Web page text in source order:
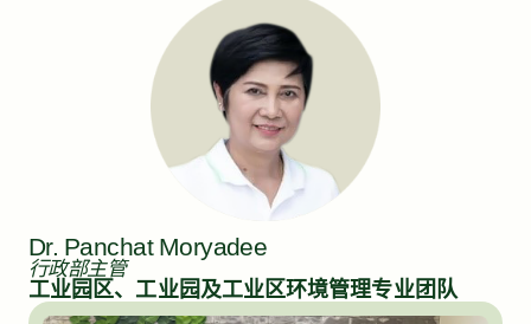
Dr. Panchat Moryadee
行政部主管
工业园区、工业园及工业区环境管理专业团队